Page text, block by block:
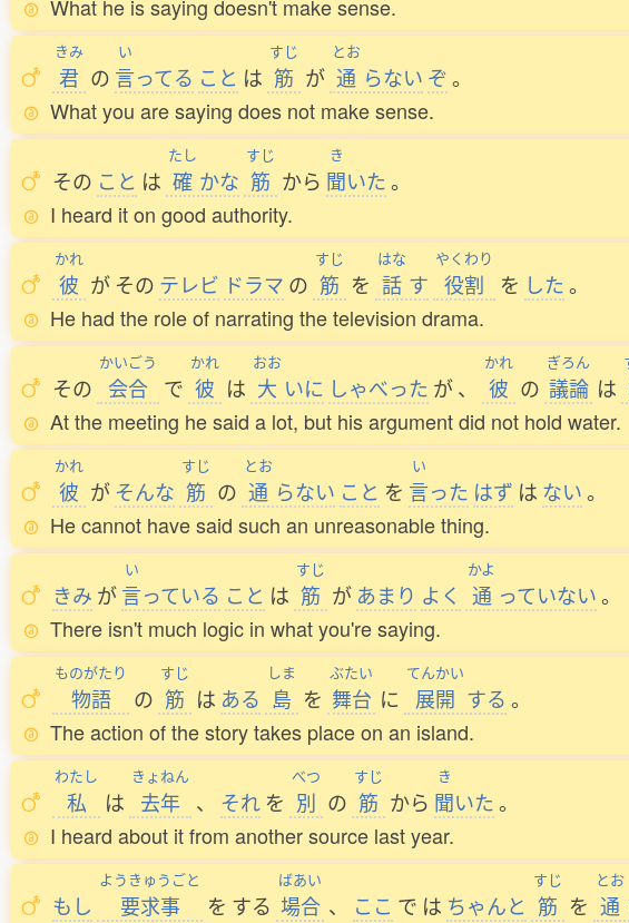
What he is saying doesn't make sense.
きみ
君 の
い
言ってる こと は
すじ
筋 が
とお
通 らない ぞ。
What you are saying does not make sense.
その こと は
たし
確 かな
すじ
筋 から
き
聞いた 。
I heard it on good authority.
かれ
彼 が その テレビ ドラマ の
すじ
筋 を
はな
話 す
やくわり
役割 を した 。
He had the role of narrating the television drama.
その
かいごう
会合 で
かれ
彼 は
おお
大 いに しゃべった が、
かれ
彼 の
ぎろん
議論 は
At the meeting he said a lot, but his argument did not hold water.
かれ
彼 が そんな
すじ
筋 の
とお
通 らない こと を
い
言った はず は ない。
He cannot have said such an unreasonable thing.
きみ が
い
言っている こと は
すじ
筋 が あまり よく
かよ
通 っていない。
There isn't much logic in what you're saying.
ものがたり
物語 の
すじ
筋 は ある
しま
島 を
ぶたい
舞台 に
てんかい
展開 する 。
The action of the story takes place on an island.
わたし
私 は
きょねん
去年 、 それ を
べつ
別 の
すじ
筋 から
き
聞いた 。
I heard about it from another source last year.
もし
ようきゅうごと
要求事 を する
ばあい
場合 、 ここ で は ちゃんと
すじ
筋 を
とお
通